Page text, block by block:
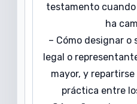
testamento
ha
– Cómo designar
legal o
mayor, y
práctica entre